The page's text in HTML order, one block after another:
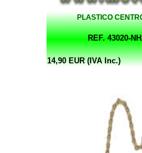
PLASTICO
REF. 43020-
14,90 EUR (IVA Inc.)